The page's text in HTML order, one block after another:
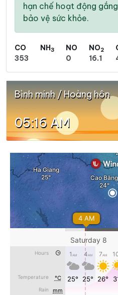
hạn chế hoạt động
bảo vệ sức khỏe.
CO
353
NH3
NO
0
NO2
16.1
Bình minh / Hoàng hôn
05:16 AM